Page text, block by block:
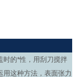
时的*性，用刮刀搅拌
用这种方法，表面张力